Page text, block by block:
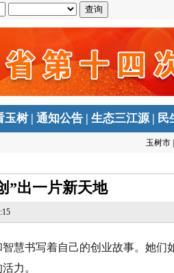
玉树| 通知公告| 生态三江源| 民
玉树市
”出一片新天地
书写着自己的创业故事。她们
力。